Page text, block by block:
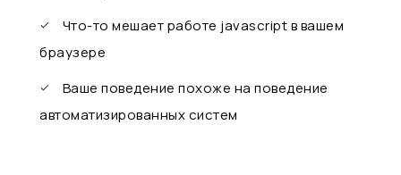
Что-то мешает работе javascript в вашем
браузере
Ваше поведение похоже на поведение
автоматизированных систем